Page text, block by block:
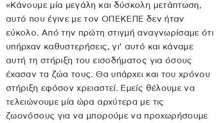
«Κάνουμε μία μεγάλη και δύσκολη μετάπτωση,
αυτό που έγινε με τον ΟΠΕΚΕΠΕ δεν ήταν
εύκολο. Από την πρώτη στιγμή αναγνωρίσαμε ότι
υπήρχαν καθυστερήσεις, γι’ αυτό και κάναμε
αυτή τη στήριξη του εισοδήματος για όσους
έχασαν τα ζώα τους. Θα υπάρχει και του χρόνου
στήριξη εφόσον χρειαστεί. Εμείς θέλουμε να
τελειώνουμε μία ώρα αρχύτερα με τις
ζωονόσους για να μπορούμε να προχωρήσουμε